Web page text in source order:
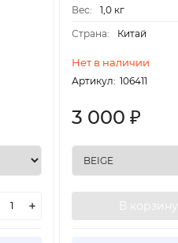
Вес:
1,0 кг
Страна:
Китай
Нет в наличии
Артикул: 106411
3 000 ₽
В корзину